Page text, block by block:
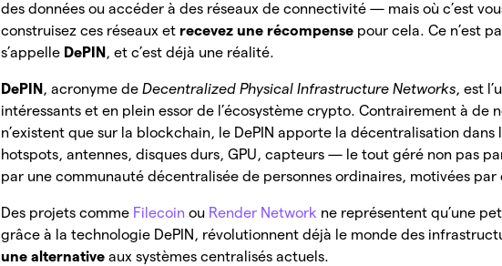
des données ou accéder à des réseaux de connectivité — mais où c’est
construisez ces réseaux et recevez une récompense pour cela. Ce n’est
s’appelle DePIN , et c’est déjà une réalité.
DePIN , acronyme deDecentralized Physical Infrastructure Networks, est
intéressants et en plein essor de l’écosystème crypto. Contrairement à de
n’existent que sur la blockchain, le DePIN apporte la décentralisation dans
hotspots, antennes, disques durs, GPU, capteurs — le tout géré non pas
par une communauté décentralisée de personnes ordinaires, motivées par
Des projets comme Filecoin ou Render Network ne représentent qu’une
grâce à la technologie DePIN, révolutionnent déjà le monde des
une alternativeaux systèmes centralisés actuels.